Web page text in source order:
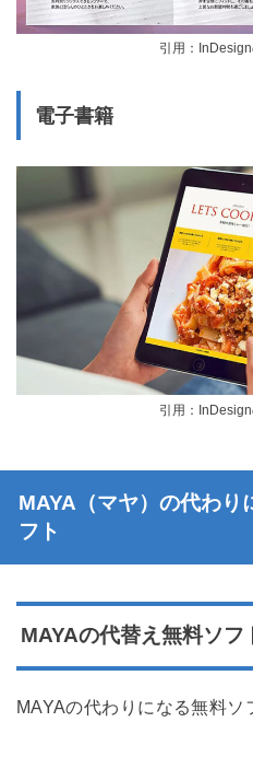
引用：
電子書籍
引用：
MAYA（マヤ）の代わり
フト
MAYAの代替え無料ソフ
MAYAの代わりになる無料ソ